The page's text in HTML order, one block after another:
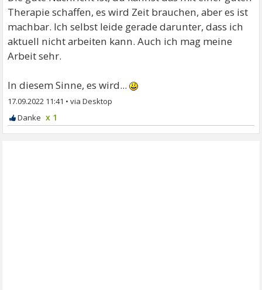
Therapie schaffen, es wird Zeit brauchen, aber es ist
machbar. Ich selbst leide gerade darunter, dass ich
aktuell nicht arbeiten kann. Auch ich mag meine
Arbeit sehr.
In diesem Sinne, es wird...
17.09.2022 11:41 •
x 1